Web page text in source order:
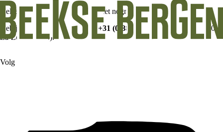
Helaas ging er iets mis, probeer het nogmaals.
Heb je hulp nodig? Bel ons op +31 (0)88-9000360
(Ma-Vr tot 18:00,
Za-Zo tot 17:00).
Volg ons op